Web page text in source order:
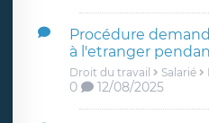
Procédure
à l'etranger
Droit du travail Salarié
0 12/08/2025